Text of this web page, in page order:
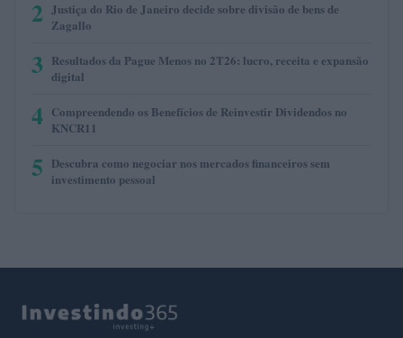
2
Justiça do Rio de Janeiro decide sobre divisão de bens de
Zagallo
3 Resultados da Pague Menos no 2T26: lucro, receita e expansão
digital
4 Compreendendo os Benefícios de Reinvestir Dividendos no
KNCR11
5 Descubra como negociar nos mercados financeiros sem
investimento pessoal